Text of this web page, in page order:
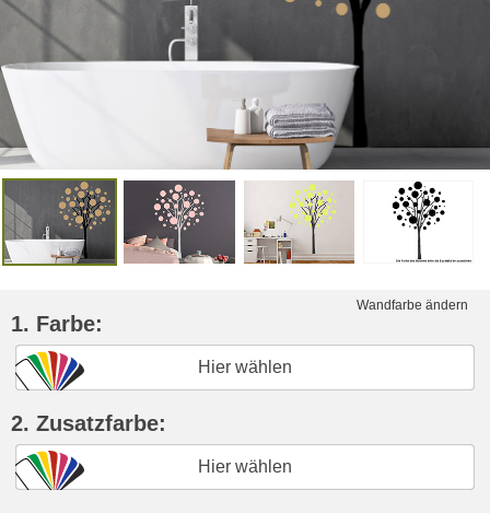
Wandfarbe ändern
1. Farbe:
Hier wählen
2. Zusatzfarbe:
Hier wählen